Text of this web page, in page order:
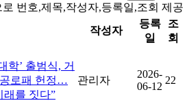
번호,제목,작성자,등록일,조회 제공
작성자
등록
일
조
회
학’ 출범식, 거
로패 헌정…
래를 짓다”
관리자
2026-
06-12
22